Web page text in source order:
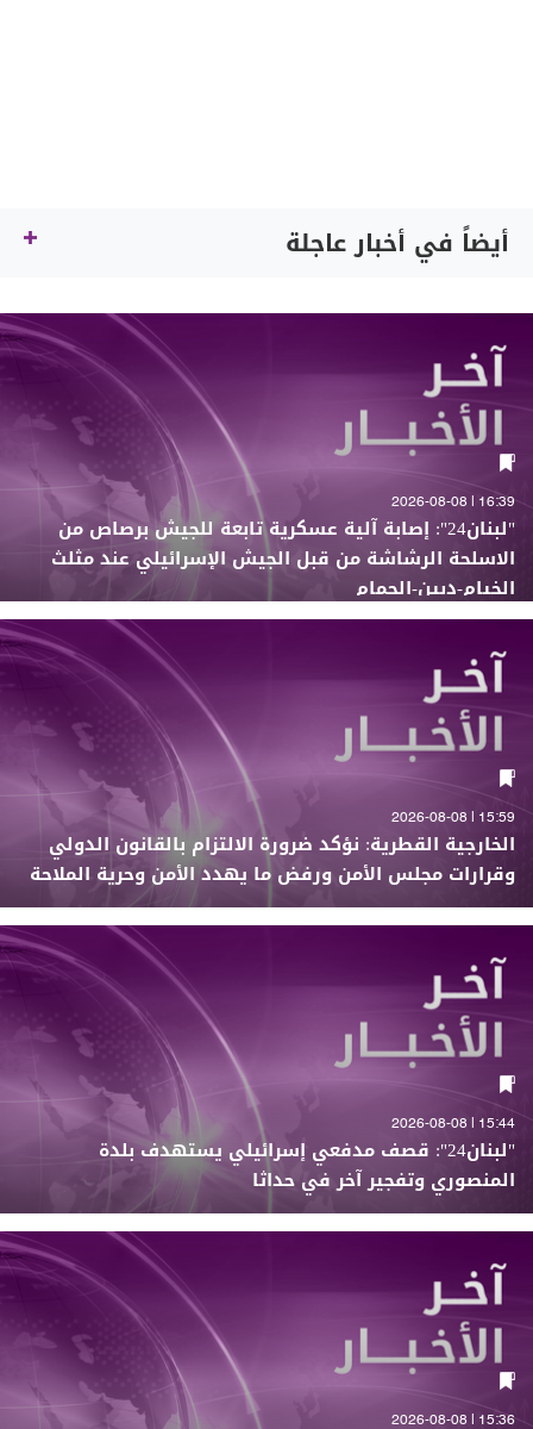
أيضاً في أخبار عاجلة
16:39 | 2026-08-08
"لبنان24": إصابة آلية عسكرية تابعة للجيش برصاص من
الاسلحة الرشاشة من قبل الجيش الإسرائيلي عند مثلث
الخيام-دبين-الحمام
15:59 | 2026-08-08
الخارجية القطرية: نؤكد ضرورة الالتزام بالقانون الدولي
وقرارات مجلس الأمن ورفض ما يهدد الأمن وحرية الملاحة
15:44 | 2026-08-08
"لبنان24": قصف مدفعي إسرائيلي يستهدف بلدة
المنصوري وتفجير آخر في حداثا
15:36 | 2026-08-08